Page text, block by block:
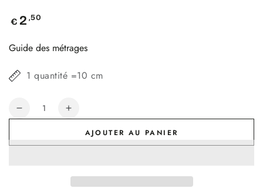
Prix
€ 2 ,50
Guide des métrages
1 quantité =10 cm
Quantité
Réduire
Augmenter
quantité
à
pois
AJOUTER AU PANIER